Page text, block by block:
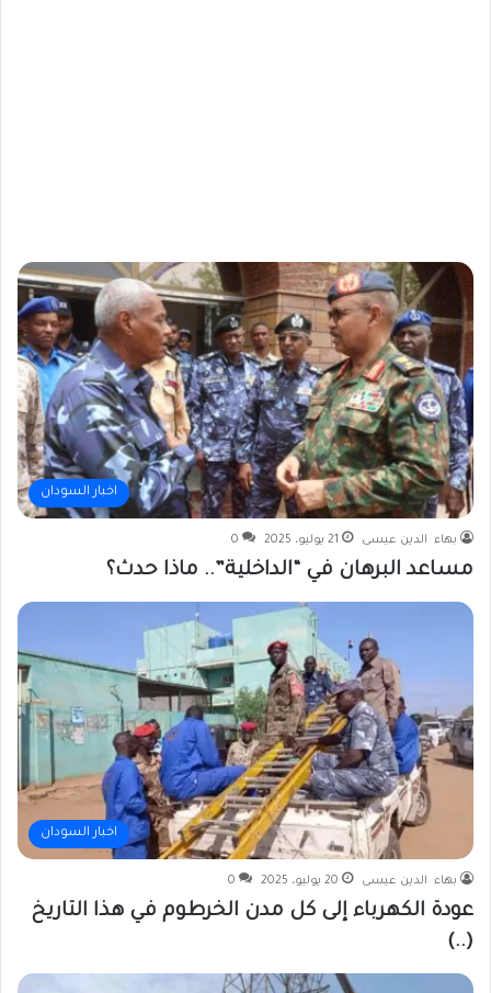
اخبار السودان
بهاء الدين عيسى 21 يوليو، 2025 0
مساعد البرهان في “الداخلية”.. ماذا حدث؟
اخبار السودان
بهاء الدين عيسى 20 يوليو، 2025 0
عودة الكهرباء إلى كل مدن الخرطوم في هذا التاريخ
(..)